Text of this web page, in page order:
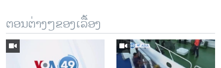
ຕອນຕ່າງໆຂອງເລື້ອງ